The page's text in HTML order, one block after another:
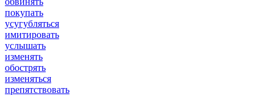
покупать
усугубляться
имитировать
услышать
изменять
обострять
изменяться
препятствовать